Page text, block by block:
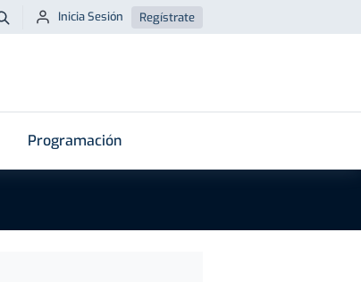
Buscar
Inicia Sesión Regístrate
Programación